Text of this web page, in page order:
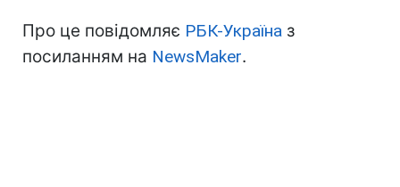
Про це повідомляє РБК-Україна з
посиланням на NewsMaker.